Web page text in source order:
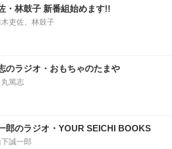
・林鼓子 新番組始めます!!
吏佐、林鼓子
のラジオ・おもちゃのたまや
篤志
郎のラジオ・YOUR SEICHI BOOKS
誠一郎